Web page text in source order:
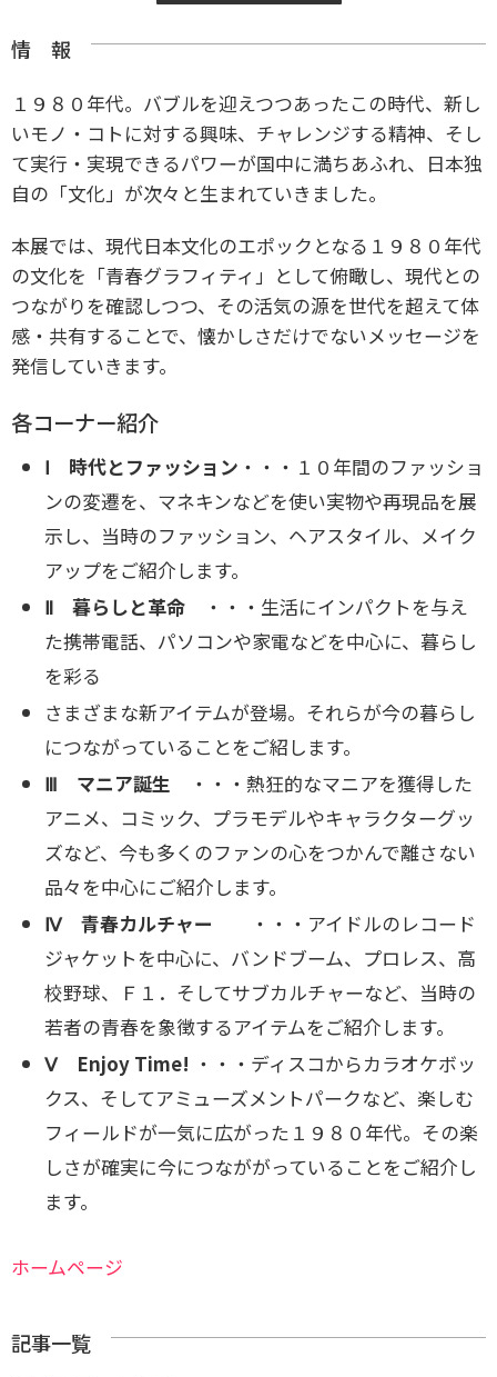
情 報
１９８０年代。バブルを迎えつつあったこの時代、新し
いモノ・コトに対する興味、チャレンジする精神、そし
て実行・実現できるパワーが国中に満ちあふれ、日本独
自の「文化」が次々と生まれていきました。
本展では、現代日本文化のエポックとなる１９８０年代
の文化を「青春グラフィティ」として俯瞰し、現代との
つながりを確認しつつ、その活気の源を世代を超えて体
感・共有することで、懐かしさだけでないメッセージを
発信していきます。
各コーナー紹介
Ⅰ 時代とファッション ・・・１０年間のファッショ
ンの変遷を、マネキンなどを使い実物や再現品を展
示し、当時のファッション、ヘアスタイル、メイク
アップをご紹介します。
Ⅱ 暮らしと革命
・・・生活にインパクトを与え
た携帯電話、パソコンや家電などを中心に、暮らし
を彩る
さまざまな新アイテムが登場。それらが今の暮らし
につながっていることをご紹します。
Ⅲ マニア誕生
・・・熱狂的なマニアを獲得した
アニメ、コミック、プラモデルやキャラクターグッ
ズなど、今も多くのファンの心をつかんで離さない
品々を中心にご紹介します。
Ⅳ 青春カルチャー
・・・アイドルのレコード
ジャケットを中心に、バンドブーム、プロレス、高
校野球、Ｆ １．そしてサブカルチャーなど、当時の
若者の青春を象徴するアイテムをご紹介します。
Ⅴ Enjoy Time! ・・・ディスコからカラオケボッ
クス、そしてアミューズメントパークなど、楽しむ
フィールドが一気に広がった１９８０年代。その楽
しさが確実に今につなががっていることをご紹介し
ます。
ホームページ
記事一覧